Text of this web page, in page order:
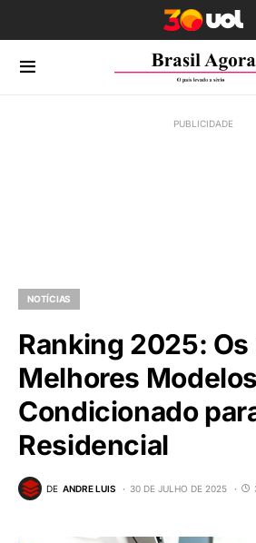
NOTÍCIAS
Ranking 2025: Os
Melhores
Condicionado
Residencial
DE ANDRE LUIS 30 DE JULHO DE 2025